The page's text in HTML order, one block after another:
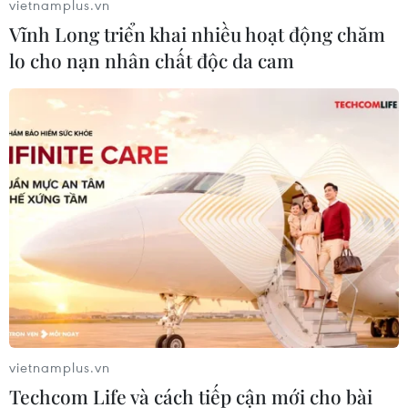
ok.vn, fu.vn, mb.vn, ot.vn, vv.vn, ak.vn… cùng
nhiều tên miền kết hợp chữ và số có khả năng
nhận diện thương hiệu cao.
vietnamplus.vn
Vĩnh Long triển khai nhiều hoạt động chăm
lo cho nạn nhân chất độc da cam
vietnamplus.vn
Techcom Life và cách tiếp cận mới cho bài